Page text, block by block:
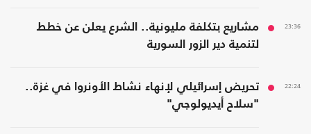
23:36
مشاريع بتكلفة مليونية.. الشرع يعلن عن خطط
لتنمية دير الزور السورية
22:24
تحريض إسرائيلي لإنهاء نشاط الأونروا في غزة..
"سلاح أيديولوجي"